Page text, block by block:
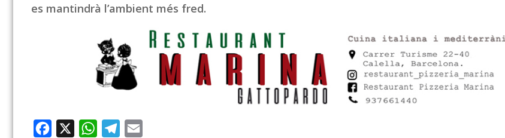
es mantindrà l’ambient més fred.
Facebook WhatsAppTelegram